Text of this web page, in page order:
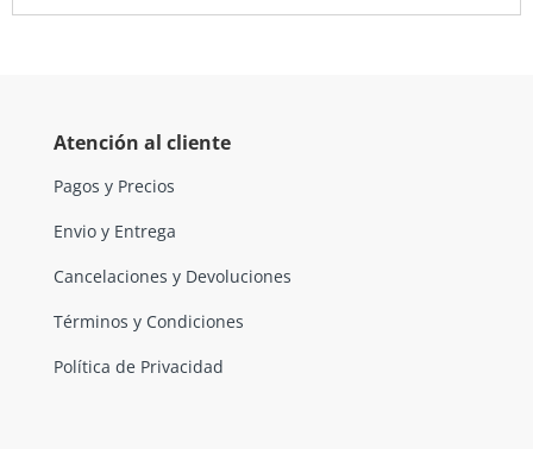
Atención al cliente
Pagos y Precios
Envio y Entrega
Cancelaciones y Devoluciones
Términos y Condiciones
Política de Privacidad